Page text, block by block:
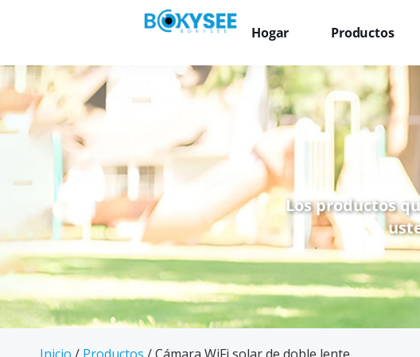
Hogar Productos
Los productos